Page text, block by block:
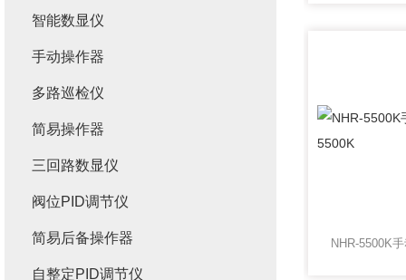
智能数显仪
手动操作器
多路巡检仪
简易操作器
三回路数显仪
阀位PID调节仪
简易后备操作器
自整定PID调节仪